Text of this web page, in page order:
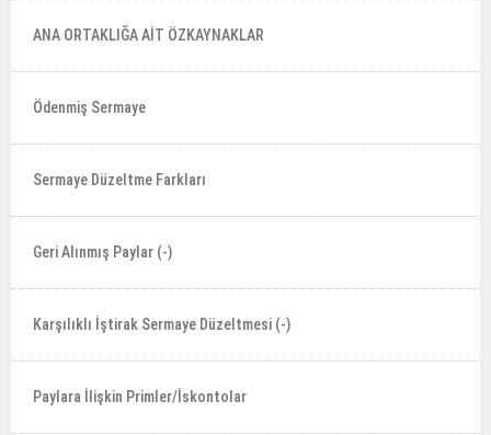
ANA ORTAKLIĞA AİT ÖZKAYNAKLAR
Ödenmiş Sermaye
Sermaye Düzeltme Farkları
Geri Alınmış Paylar (-)
Karşılıklı İştirak Sermaye Düzeltmesi (-)
Paylara İlişkin Primler/İskontolar